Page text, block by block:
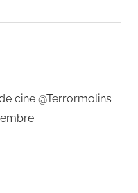
cine @Terrormolins